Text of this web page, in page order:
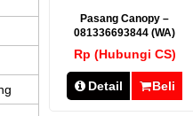
Pasang Canopy –
081336693844 (WA)
Rp (Hubungi CS)
Detail Beli